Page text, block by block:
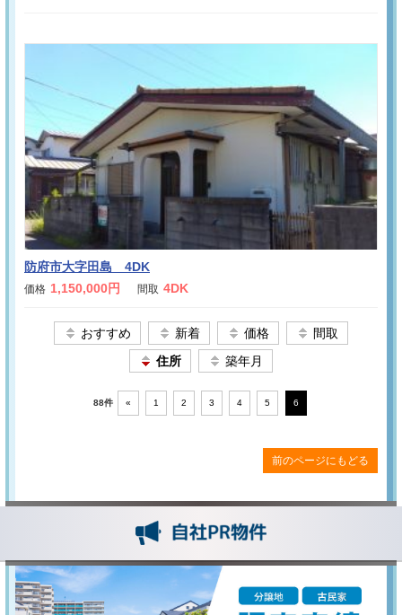
防府市大字田島 4DK
価格 1,150,000円 間取 4DK
おすすめ 新着 価格
間取
住所
築年月
88件 « 1 2 3 4 5 6
前のページにもどる